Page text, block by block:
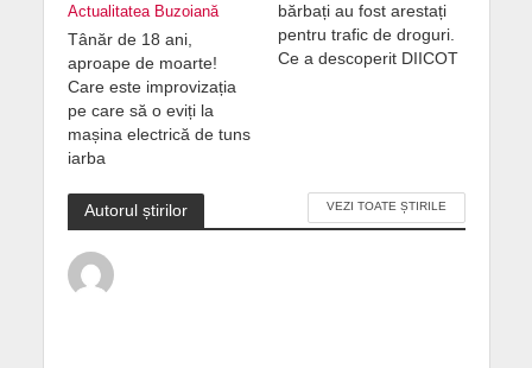
Actualitatea Buzoiană
Tânăr de 18 ani,
aproape de moarte!
Care este improvizația
pe care să o eviți la
mașina electrică de tuns
iarba
bărbați au fost arestați
pentru trafic de droguri.
Ce a descoperit DIICOT
Autorul știrilor VEZI TOATE ȘTIRILE